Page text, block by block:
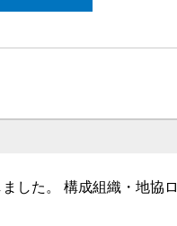
した。 構成組織・地協